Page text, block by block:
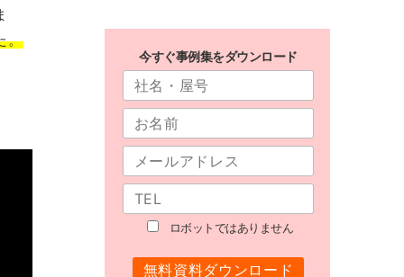
。
今すぐ事例集をダウンロード
ロボットではありません